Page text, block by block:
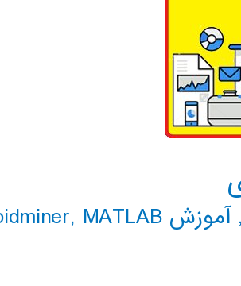
,آموزش rapidminer , MATLAB متلب